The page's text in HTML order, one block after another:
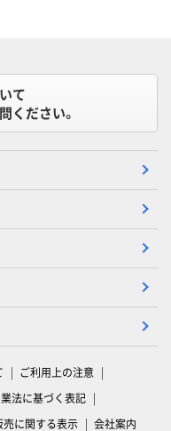
て
ください。
ご利用上の注意
法に基づく表記
売に関する表示 会社案内